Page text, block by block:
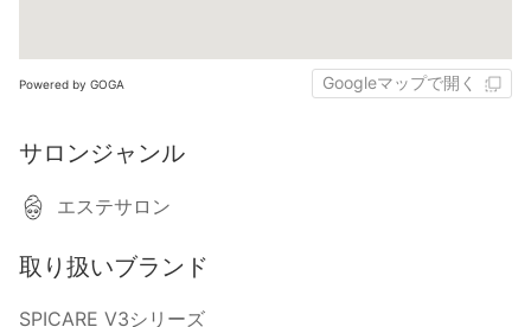
Powered by GOGA Googleマップで開く
サロンジャンル
エステサロン
取り扱いブランド
SPICARE V3シリーズ